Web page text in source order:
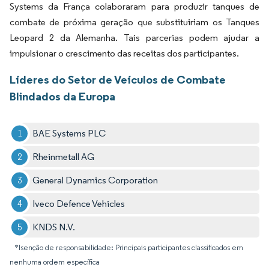
Systems da França colaboraram para produzir tanques de
combate de próxima geração que substituiriam os Tanques
Leopard 2 da Alemanha. Tais parcerias podem ajudar a
impulsionar o crescimento das receitas dos participantes.
Líderes do Setor de Veículos de Combate
Blindados da Europa
BAE Systems PLC
Rheinmetall AG
General Dynamics Corporation
Iveco Defence Vehicles
KNDS N.V.
*Isenção de responsabilidade: Principais participantes classificados em
nenhuma ordem específica